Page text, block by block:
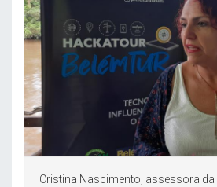
Cristina Nascimento, assessora da